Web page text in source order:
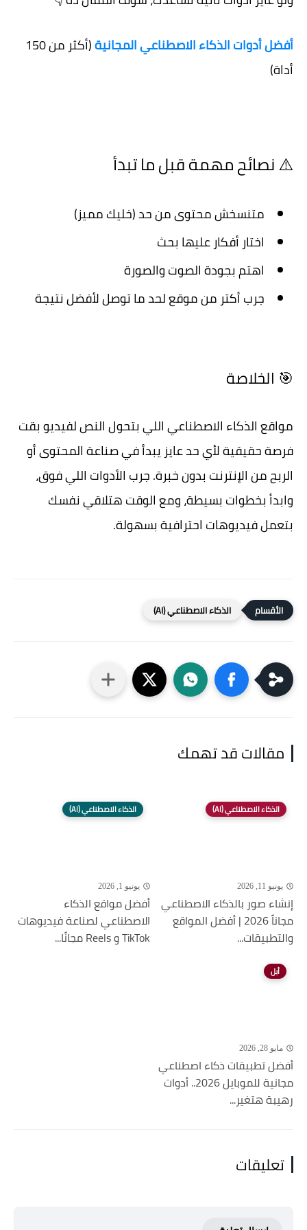
أفضل أدوات الذكاء الاصطناعي المجانية
(أكثر من 150
أداة)
⚠️ نصائح مهمة قبل ما تبدأ
متنسخش محتوى من حد (خليك مميز)
اختار أفكار عليها بحث
اهتم بجودة الصوت والصورة
جرب أكتر من موقع لحد ما توصل لأفضل نتيجة
🎯 الخلاصة
مواقع الذكاء الاصطناعي اللي بتحول النص لفيديو بقت
فرصة حقيقية لأي حد عايز يبدأ في صناعة المحتوى أو
الربح من الإنترنت بدون خبرة. جرب الأدوات اللي فوق،
وابدأ بخطوات بسيطة، ومع الوقت هتلاقي نفسك
بتعمل فيديوهات احترافية بسهولة.
الذكاء الاصطناعي (AI)
مقالات قد تهمك
الذكاء الاصطناعي (AI)
يونيو 11, 2026
إنشاء صور بالذكاء الاصطناعي
مجاناً 2026 | أفضل المواقع
والتطبيقات...
الذكاء الاصطناعي (AI)
يونيو 1, 2026
أفضل مواقع الذكاء
الاصطناعي لصناعة فيديوهات
TikTok و Reels مجانًا...
أبل
مايو 28, 2026
أفضل تطبيقات ذكاء اصطناعي
مجانية للموبايل 2026.. أدوات
رهيبة هتغير...
تعليقات